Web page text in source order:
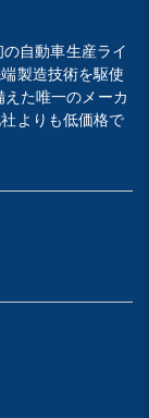
自動車生産ライ
製造技術を駆使
た唯一のメーカ
よりも低価格で